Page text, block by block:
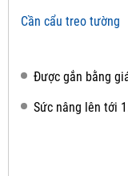
Cần cẩu treo tường
Được gắn bằng
Sức nâng lên tới